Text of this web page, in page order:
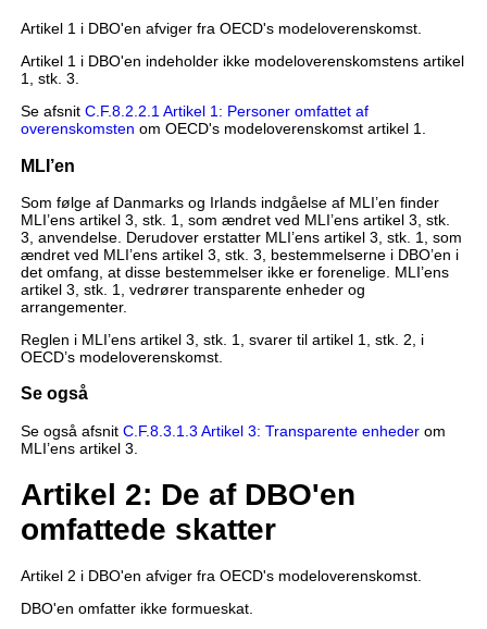
Artikel 1 i DBO'en afviger fra OECD's modeloverenskomst.
Artikel 1 i DBO'en indeholder ikke modeloverenskomstens artikel
1, stk. 3.
Se afsnit C.F.8.2.2.1 Artikel 1: Personer omfattet af
overenskomsten om OECD's modeloverenskomst artikel 1.
MLI’en
Som følge af Danmarks og Irlands indgåelse af MLI’en finder
MLI’ens artikel 3, stk. 1, som ændret ved MLI’ens artikel 3, stk.
3, anvendelse. Derudover erstatter MLI’ens artikel 3, stk. 1, som
ændret ved MLI’ens artikel 3, stk. 3, bestemmelserne i DBO’en i
det omfang, at disse bestemmelser ikke er forenelige. MLI’ens
artikel 3, stk. 1, vedrører transparente enheder og
arrangementer.
Reglen i MLI’ens artikel 3, stk. 1, svarer til artikel 1, stk. 2, i
OECD’s modeloverenskomst.
Se også
Se også afsnit C.F.8.3.1.3 Artikel 3: Transparente enhederom
MLI’ens artikel 3.
Artikel 2: De af DBO'en
omfattede skatter
Artikel 2 i DBO'en afviger fra OECD's modeloverenskomst.
DBO'en omfatter ikke formueskat.